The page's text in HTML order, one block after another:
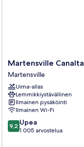
Martensville
Canalta
Martensville
Martensville Canalta
Martensville
Uima-allas
Lemmikkiystävällinen
Ilmainen pysäköinti
Ilmainen Wi-Fi
9.2
kautta
9,2 Upea
1 005 arvostelua